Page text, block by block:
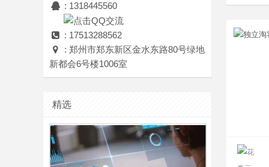
: 1318445560
: 17513288562
: 郑州市郑东新区金水东路80号绿地
新都会6号楼1006室
精选